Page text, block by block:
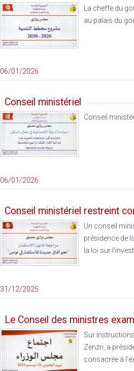
La cheffe du
au palais du
06/01/2026
Conseil ministériel
Conseil
06/01/2026
Conseil ministériel restreint
Un conseil
présidence de
la loi sur
31/12/2025
Le Conseil des ministres
Sur
Zenzri, a
consacrée à